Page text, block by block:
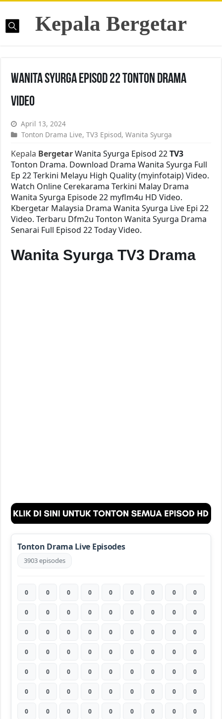
Kepala Bergetar
Wanita Syurga Episod 22 Tonton Drama
Video
April 13, 2024
Tonton Drama Live,TV3 Episod,Wanita Syurga
Kepala BergetarWanita Syurga Episod 22TV3
Tonton Drama. Download Drama Wanita Syurga Full
Ep 22 Terkini Melayu High Quality (myinfotaip) Video.
Watch Online Cerekarama Terkini Malay Drama
Wanita Syurga Episode 22 myflm4u HD Video.
Kbergetar Malaysia Drama Wanita Syurga Live Epi 22
Video. Terbaru Dfm2u Tonton Wanita Syurga Drama
Senarai Full Episod 22 Today Video.
Wanita Syurga TV3 Drama
Tonton Drama Live Episodes
3903 episodes
0 0 0 0 0 0 0 0 0
0 0 0 0 0 0 0 0 0
0 0 0 0 0 0 0 0 0
0 0 0 0 0 0 0 0 0
0 0 0 0 0 0 0 0 0
0 0 0 0 0 0 0 0 0
0 0 0 0 0 0 0 0 0